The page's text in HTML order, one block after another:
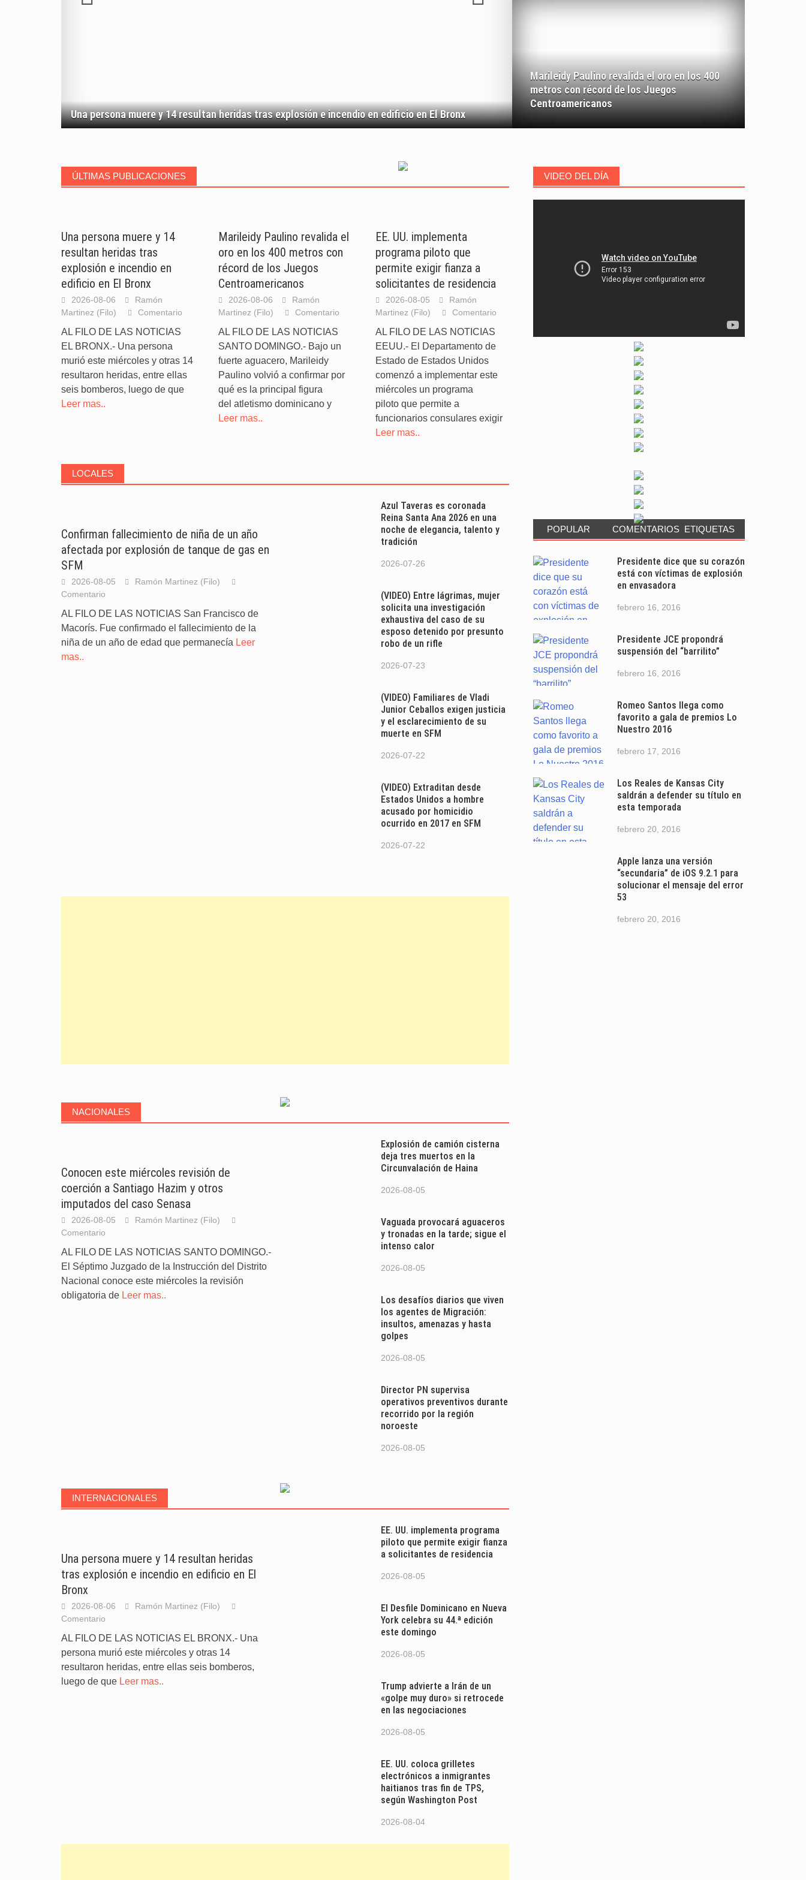
Una persona muere y 14 resultan heridas tras explosión e incendio en edificio en El Bronx Marileidy Paulino revalida el oro en los 400 metros con récord
Marileidy Paulino revalida el oro en los 400
metros con récord de los Juegos
Centroamericanos
ÚLTIMAS PUBLICACIONES
Una persona muere y 14
resultan heridas tras
explosión e incendio en
edificio en El Bronx
2026-08-06
Ramón
Martinez (Filo)
Comentario
AL FILO DE LAS NOTICIAS
EL BRONX.- Una persona
murió este miércoles y otras 14
resultaron heridas, entre ellas
seis bomberos, luego de que
Leer mas..
Marileidy Paulino revalida el
oro en los 400 metros con
récord de los Juegos
Centroamericanos
2026-08-06
Ramón
Martinez (Filo)
Comentario
AL FILO DE LAS NOTICIAS
SANTO DOMINGO.- Bajo un
fuerte aguacero, Marileidy
Paulino volvió a confirmar por
qué es la principal figura
del atletismo dominicano y
Leer mas..
EE. UU. implementa
programa piloto que
permite exigir fianza a
solicitantes de residencia
2026-08-05
Ramón
Martinez (Filo)
Comentario
AL FILO DE LAS NOTICIAS
EEUU.- El Departamento de
Estado de Estados Unidos
comenzó a implementar este
miércoles un programa
piloto que permite a
funcionarios consulares exigir
Leer mas..
LOCALES
Confirman fallecimiento de niña de un año
afectada por explosión de tanque de gas en
SFM
2026-08-05
Ramón Martinez (Filo)
Comentario
AL FILO DE LAS NOTICIAS San Francisco de
Macorís. Fue confirmado el fallecimiento de la
niña de un año de edad que permanecía Leer
mas..
Azul Taveras es coronada
Reina Santa Ana 2026 en una
noche de elegancia, talento y
tradición
2026-07-26
(VIDEO) Entre lágrimas, mujer
solicita una investigación
exhaustiva del caso de su
esposo detenido por presunto
robo de un rifle
2026-07-23
(VIDEO) Familiares de Vladi
Junior Ceballos exigen justicia
y el esclarecimiento de su
muerte en SFM
2026-07-22
(VIDEO) Extraditan desde
Estados Unidos a hombre
acusado por homicidio
ocurrido en 2017 en SFM
2026-07-22
NACIONALES
Conocen este miércoles revisión de
coerción a Santiago Hazim y otros
imputados del caso Senasa
2026-08-05
Ramón Martinez (Filo)
Comentario
AL FILO DE LAS NOTICIAS SANTO DOMINGO.-
El Séptimo Juzgado de la Instrucción del Distrito
Nacional conoce este miércoles la revisión
obligatoria de Leer mas..
Explosión de camión cisterna
deja tres muertos en la
Circunvalación de Haina
2026-08-05
Vaguada provocará aguaceros
y tronadas en la tarde; sigue el
intenso calor
2026-08-05
Los desafíos diarios que viven
los agentes de Migración:
insultos, amenazas y hasta
golpes
2026-08-05
Director PN supervisa
operativos preventivos durante
recorrido por la región
noroeste
2026-08-05
INTERNACIONALES
Una persona muere y 14 resultan heridas
tras explosión e incendio en edificio en El
Bronx
2026-08-06
Ramón Martinez (Filo)
Comentario
AL FILO DE LAS NOTICIAS EL BRONX.- Una
persona murió este miércoles y otras 14
resultaron heridas, entre ellas seis bomberos,
luego de que Leer mas..
EE. UU. implementa programa
piloto que permite exigir fianza
a solicitantes de residencia
2026-08-05
El Desfile Dominicano en Nueva
York celebra su 44.ª edición
este domingo
2026-08-05
Trump advierte a Irán de un
«golpe muy duro» si retrocede
en las negociaciones
2026-08-05
EE. UU. coloca grilletes
electrónicos a inmigrantes
haitianos tras fin de TPS,
según Washington Post
2026-08-04
VIDEO DEL DÍA
POPULAR COMENTARIOS ETIQUETAS
Presidente dice que su corazón
está con víctimas de explosión
en envasadora
febrero 16, 2016
Presidente JCE propondrá
suspensión del “barrilito”
febrero 16, 2016
Romeo Santos llega como
favorito a gala de premios Lo
Nuestro 2016
febrero 17, 2016
Los Reales de Kansas City
saldrán a defender su título en
esta temporada
febrero 20, 2016
Apple lanza una versión
“secundaria” de iOS 9.2.1 para
solucionar el mensaje del error
53
febrero 20, 2016